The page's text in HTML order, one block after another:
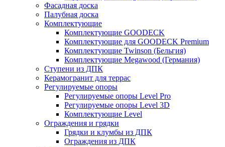
Фасадная доска
Палубная доска
Комплектующие
Комплектующие GOODECK
Комплектующие для GOODECK Premium
Комплектующие Twinson (Бельгия)
Комплектующие Megawood (Германия)
Ступени из ДПК
Керамогранит для террас
Регулируемые опоры
Регулируемые опоры Level Pro
Регулируемые опоры Level 3D
Комплектующие Level
Ограждения и грядки
Грядки и клумбы из ДПК
Ограждения из ДПК